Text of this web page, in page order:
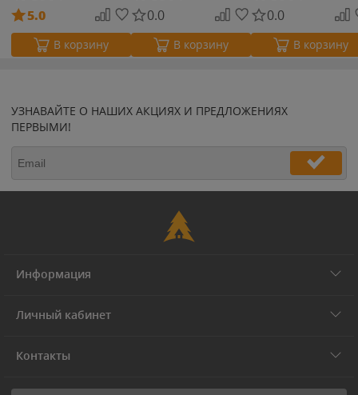
5.0
В корзину
0.0
В корзину
0.0
В корзину
УЗНАВАЙТЕ О НАШИХ АКЦИЯХ И ПРЕДЛОЖЕНИЯХ
ПЕРВЫМИ!
Информация
Личный кабинет
Контакты